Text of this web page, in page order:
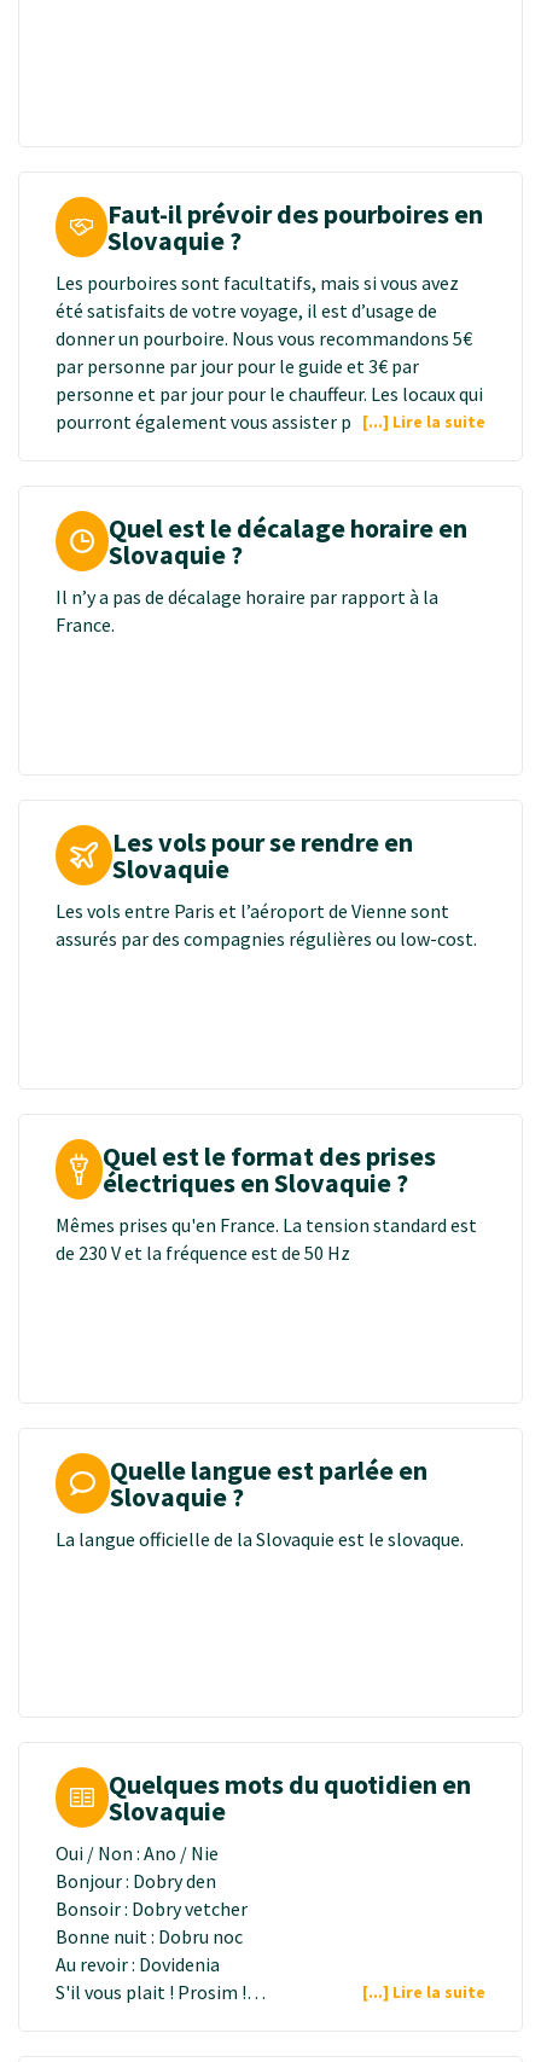
Faut-il prévoir des pourboires en
Slovaquie ?
Les pourboires sont facultatifs, mais si vous avez
été satisfaits de votre voyage, il est d’usage de
donner un pourboire. Nous vous recommandons 5€
par personne par jour pour le guide et 3€ par
personne et par jour pour le chauffeur. Les locaux qui
pourront également vous assister pendant les
l'addition au restaurant.
[...] Lire la suite
Quel est le décalage horaire en
Slovaquie ?
Il n’y a pas de décalage horaire par rapport à la
France.
Les vols pour se rendre en
Slovaquie
Les vols entre Paris et l’aéroport de Vienne sont
assurés par des compagnies régulières ou low-cost.
Quel est le format des prises
électriques en Slovaquie ?
Mêmes prises qu'en France. La tension standard est
de 230 V et la fréquence est de 50 Hz
Quelle langue est parlée en
Slovaquie ?
La langue officielle de la Slovaquie est le slovaque.
Quelques mots du quotidien en
Slovaquie
Oui / Non : Ano / Nie
Bonjour : Dobry den
Bonsoir : Dobry vetcher
Bonne nuit : Dobru noc
Au revoir : Dovidenia
S'il vous plait ! Prosim !
[...] Lire la suite